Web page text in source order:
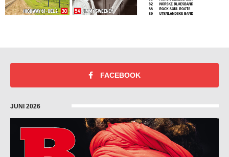
FACEBOOK
JUNI 2026